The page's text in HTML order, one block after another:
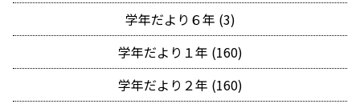
学年だより６年 (3)
学年だより１年 (160)
学年だより２年 (160)